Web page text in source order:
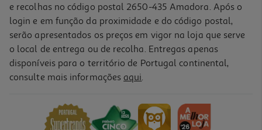
Pasta Oral-B Dentífrica Pro-Expert 75ml
e recolhas no código postal 2650-435 Amadora. Após o
login e em função da proximidade e do código postal,
serão apresentados os preços em vigor na loja que serve
o local de entrega ou de recolha. Entregas apenas
disponíveis para o território de Portugal continental,
consulte mais informações aqui.